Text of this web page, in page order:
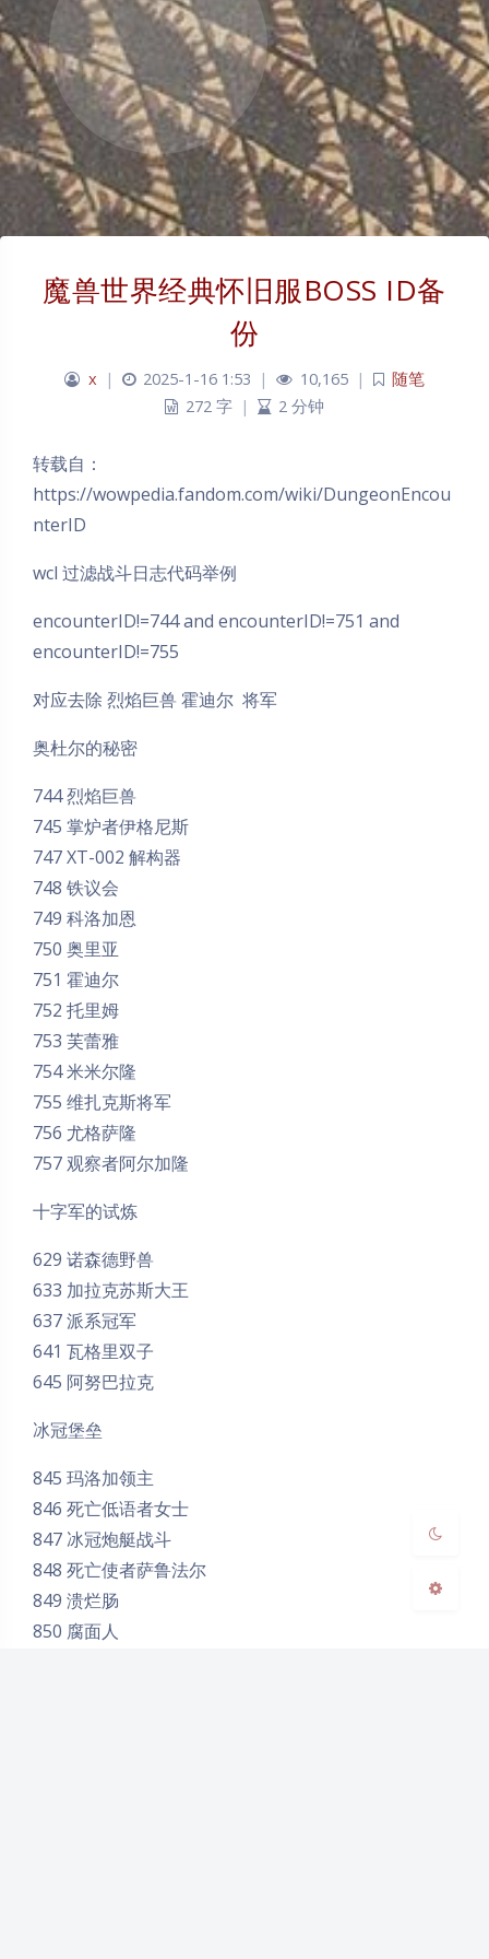
夜间模式
魔兽世界经典怀旧服BOSS ID备
份
x | 2025-1-16 1:53 | 10,165 |
随笔
272 字 | 2 分钟
转载自：
https://wowpedia.fandom.com/wiki/DungeonEncou
nterID
wcl 过滤战斗日志代码举例
encounterID!=744 and encounterID!=751 and
encounterID!=755
对应去除 烈焰巨兽 霍迪尔 将军
奥杜尔的秘密
744 烈焰巨兽
745 掌炉者伊格尼斯
747 XT-002 解构器
748 铁议会
749 科洛加恩
750 奥里亚
751 霍迪尔
752 托里姆
753 芙蕾雅
754 米米尔隆
755 维扎克斯将军
756 尤格萨隆
757 观察者阿尔加隆
十字军的试炼
629 诺森德野兽
633 加拉克苏斯大王
637 派系冠军
641 瓦格里双子
645 阿努巴拉克
冰冠堡垒
845 玛洛加领主
846 死亡低语者女士
847 冰冠炮艇战斗
848 死亡使者萨鲁法尔
849 溃烂肠
850 腐面人